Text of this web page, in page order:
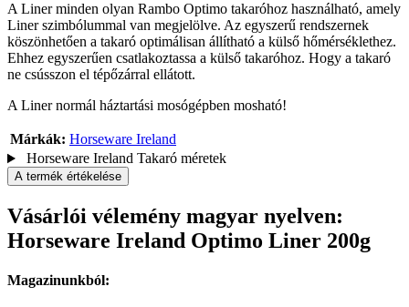
A Liner minden olyan Rambo Optimo takaróhoz használható, amely
Liner szimbólummal van megjelölve. Az egyszerű rendszernek
köszönhetően a takaró optimálisan állítható a külső hőmérséklethez.
Ehhez egyszerűen csatlakoztassa a külső takaróhoz. Hogy a takaró
ne csússzon el tépőzárral ellátott.
A Liner normál háztartási mosógépben mosható!
Márkák: Horseware Ireland
Horseware Ireland Takaró méretek
A termék értékelése
Vásárlói vélemény magyar nyelven:
Horseware Ireland Optimo Liner 200g
Magazinunkból: